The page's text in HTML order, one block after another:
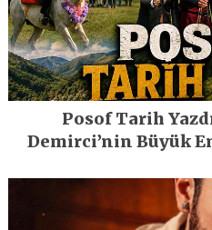
Posof Tarih
Demirci’nin Büyük